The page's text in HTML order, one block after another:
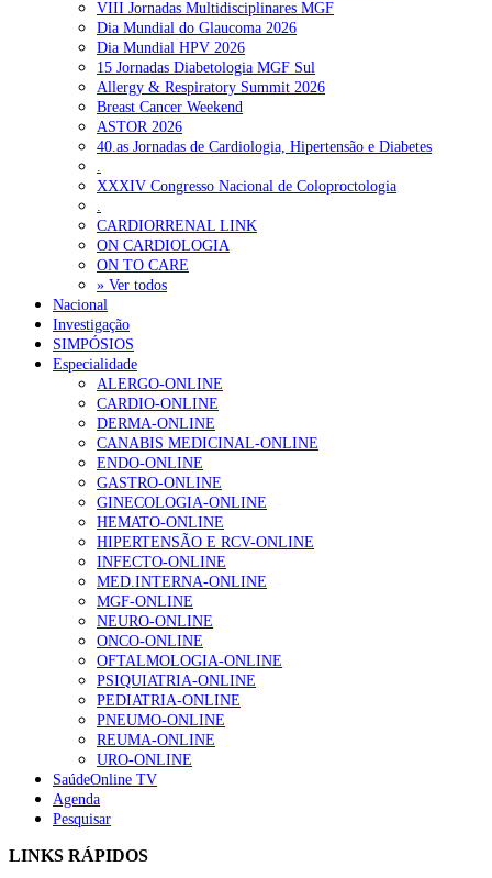
VIII Jornadas Multidisciplinares MGF
Dia Mundial do Glaucoma 2026
Dia Mundial HPV 2026
15 Jornadas Diabetologia MGF Sul
Allergy & Respiratory Summit 2026
Breast Cancer Weekend
ASTOR 2026
40.as Jornadas de Cardiologia, Hipertensão e Diabetes
.
XXXIV Congresso Nacional de Coloproctologia
.
CARDIORRENAL LINK
ON CARDIOLOGIA
ON TO CARE
» Ver todos
Nacional
Investigação
SIMPÓSIOS
Especialidade
ALERGO-ONLINE
CARDIO-ONLINE
DERMA-ONLINE
CANABIS MEDICINAL-ONLINE
ENDO-ONLINE
GASTRO-ONLINE
GINECOLOGIA-ONLINE
HEMATO-ONLINE
HIPERTENSÃO E RCV-ONLINE
INFECTO-ONLINE
MED.INTERNA-ONLINE
MGF-ONLINE
NEURO-ONLINE
ONCO-ONLINE
OFTALMOLOGIA-ONLINE
PSIQUIATRIA-ONLINE
PEDIATRIA-ONLINE
PNEUMO-ONLINE
REUMA-ONLINE
URO-ONLINE
SaúdeOnline TV
Agenda
Pesquisar
LINKS RÁPIDOS